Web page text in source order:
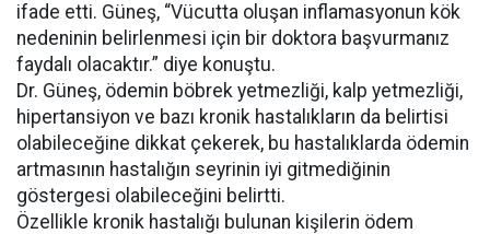
ifade etti. Güneş, “Vücutta oluşan inflamasyonun kök
nedeninin belirlenmesi için bir doktora başvurmanız
faydalı olacaktır.” diye konuştu.
Dr. Güneş, ödemin böbrek yetmezliği, kalp yetmezliği,
hipertansiyon ve bazı kronik hastalıkların da belirtisi
olabileceğine dikkat çekerek, bu hastalıklarda ödemin
artmasının hastalığın seyrinin iyi gitmediğinin
göstergesi olabileceğini belirtti.
Özellikle kronik hastalığı bulunan kişilerin ödem